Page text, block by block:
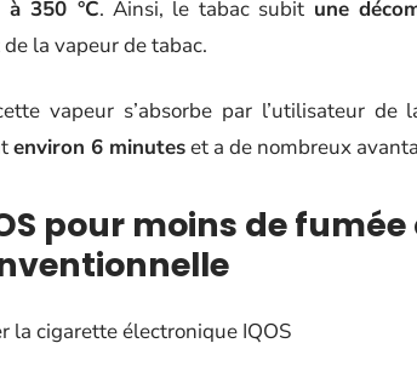
à 350 °C. Ainsi, le tabac subit une
la vapeur de tabac.
vapeur s’absorbe par l’utilisateur
environ 6 minuteset a de nombreux
pour moins de